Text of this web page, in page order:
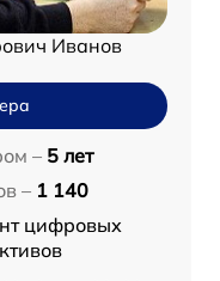
Иванов
– 5 лет
– 1 140
цифровых